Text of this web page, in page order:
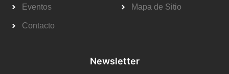
Eventos
Contacto
Mapa de Sitio
Newsletter